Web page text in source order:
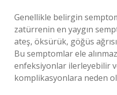
Genellikle belirgin
zatürrenin en yaygın
ateş, öksürük, göğüs
Bu semptomlar ele
enfeksiyonlar ilerleyebilir
komplikasyonlara neden